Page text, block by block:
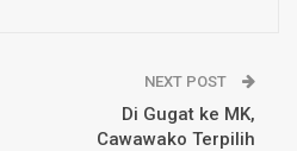
NEXT POST
Di Gugat ke MK,
Cawawako Terpilih